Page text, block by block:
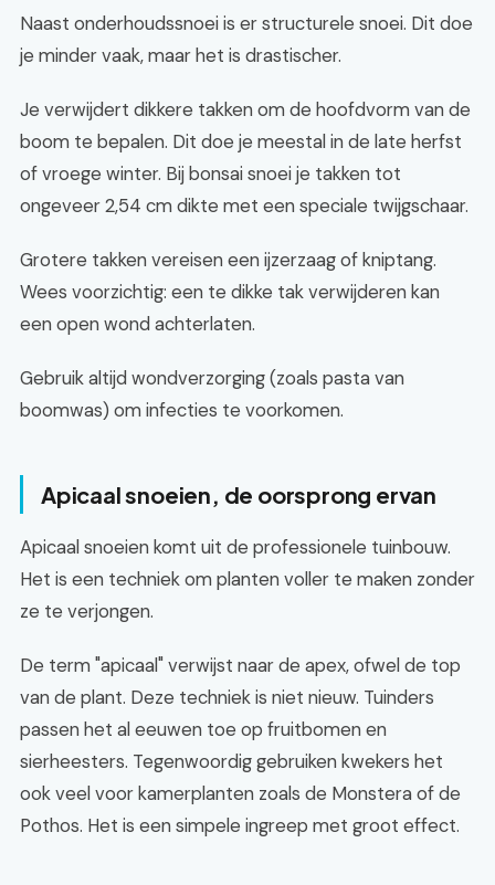
Naast onderhoudssnoei is er structurele snoei. Dit doe
je minder vaak, maar het is drastischer.
Je verwijdert dikkere takken om de hoofdvorm van de
boom te bepalen. Dit doe je meestal in de late herfst
of vroege winter. Bij bonsai snoei je takken tot
ongeveer 2,54 cm dikte met een speciale twijgschaar.
Grotere takken vereisen een ijzerzaag of kniptang.
Wees voorzichtig: een te dikke tak verwijderen kan
een open wond achterlaten.
Gebruik altijd wondverzorging (zoals pasta van
boomwas) om infecties te voorkomen.
Apicaal snoeien, de oorsprong ervan
Apicaal snoeien komt uit de professionele tuinbouw.
Het is een techniek om planten voller te maken zonder
ze te verjongen.
De term "apicaal" verwijst naar de apex, ofwel de top
van de plant. Deze techniek is niet nieuw. Tuinders
passen het al eeuwen toe op fruitbomen en
sierheesters. Tegenwoordig gebruiken kwekers het
ook veel voor kamerplanten zoals de Monstera of de
Pothos. Het is een simpele ingreep met groot effect.